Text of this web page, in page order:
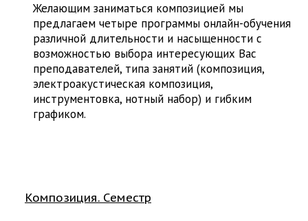
Желающим заниматься композицией мы
предлагаем четыре программы онлайн-обучения
различной длительности и насыщенности с
возможностью выбора интересующих Вас
преподавателей, типа занятий (композиция,
электроакустическая композиция,
инструментовка, нотный набор) и гибким
графиком.
Композиция. Семестр